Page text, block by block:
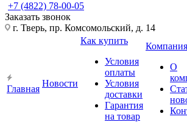
+7 (4822) 78-00-05
Заказать звонок
г. Тверь, пр. Комсомольский, д. 14
Главная
Новости
Как купить
Условия
оплаты
Условия
доставки
Гарантия
на товар
Компания
О